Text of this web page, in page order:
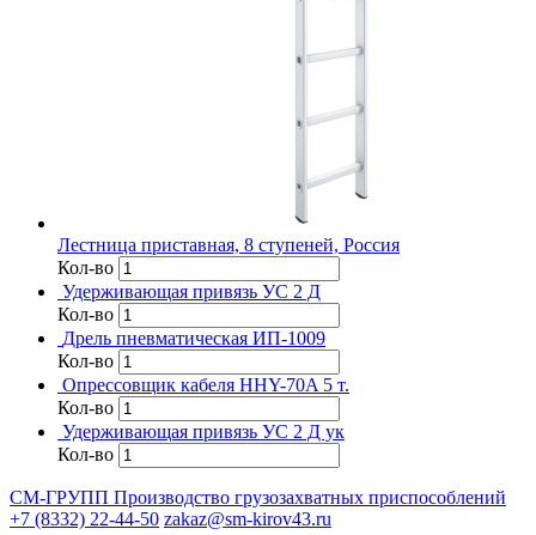
Лестница приставная, 8 ступеней, Россия
Кол-во
Удерживающая привязь УС 2 Д
Кол-во
Дрель пневматическая ИП-1009
Кол-во
Опрессовщик кабеля HHY-70A 5 т.
Кол-во
Удерживающая привязь УС 2 Д ук
Кол-во
СМ-ГРУПП Производство грузозахватных приспособлений
+7 (8332) 22-44-50 zakaz@sm-kirov43.ru